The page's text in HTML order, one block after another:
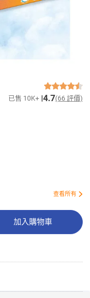
已售 10K+ 4.7(66 評價)
查看所有
加入購物車